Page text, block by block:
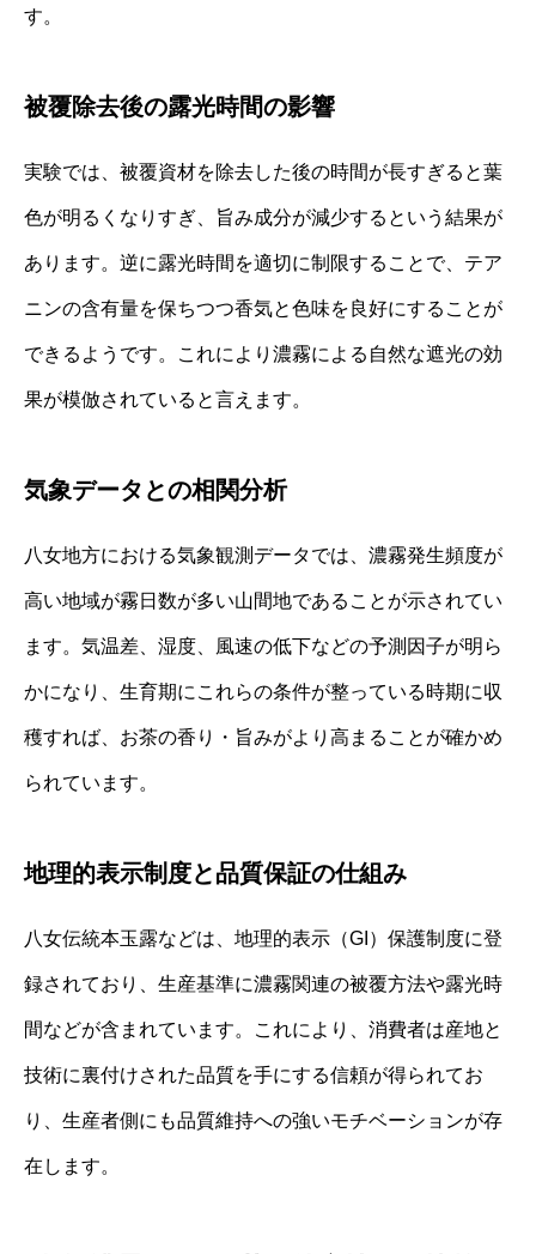
す。
被覆除去後の露光時間の影響
実験では、被覆資材を除去した後の時間が長すぎると葉
色が明るくなりすぎ、旨み成分が減少するという結果が
あります。逆に露光時間を適切に制限することで、テア
ニンの含有量を保ちつつ香気と色味を良好にすることが
できるようです。これにより濃霧による自然な遮光の効
果が模倣されていると言えます。
気象データとの相関分析
八女地方における気象観測データでは、濃霧発生頻度が
高い地域が霧日数が多い山間地であることが示されてい
ます。気温差、湿度、風速の低下などの予測因子が明ら
かになり、生育期にこれらの条件が整っている時期に収
穫すれば、お茶の香り・旨みがより高まることが確かめ
られています。
地理的表示制度と品質保証の仕組み
八女伝統本玉露などは、地理的表示（GI）保護制度に登
録されており、生産基準に濃霧関連の被覆方法や露光時
間などが含まれています。これにより、消費者は産地と
技術に裏付けされた品質を手にする信頼が得られてお
り、生産者側にも品質維持への強いモチベーションが存
在します。